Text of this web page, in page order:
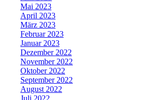
Mai 2023
April 2023
März 2023
Februar 2023
Januar 2023
Dezember 2022
November 2022
Oktober 2022
September 2022
August 2022
Juli 2022